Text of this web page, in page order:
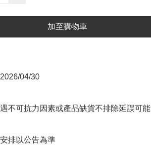
加至購物車
04/30
不可抗力因素或產品缺貨不排除延誤可能
排以公告為準